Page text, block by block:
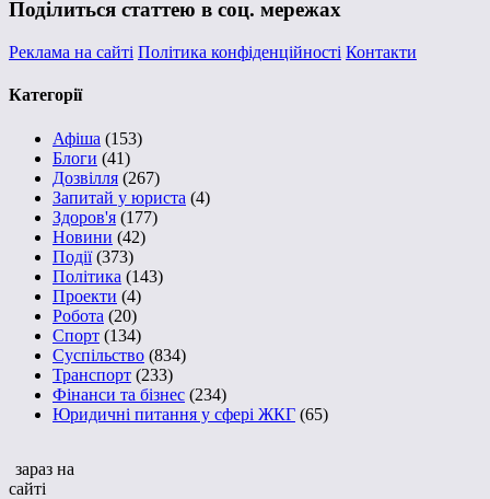
Поділиться статтею в соц. мережах
Реклама на сайті Політика конфіденційності Контакти
Категорії
Афіша (153)
Блоги (41)
Дозвілля (267)
Запитай у юриста (4)
Здоров'я (177)
Новини (42)
Події(373)
Політика (143)
Проекти (4)
Робота (20)
Спорт (134)
Суспільство (834)
Транспорт (233)
Фінанси та бізнес (234)
Юридичні питання у сфері ЖКГ (65)
зараз на
сайті